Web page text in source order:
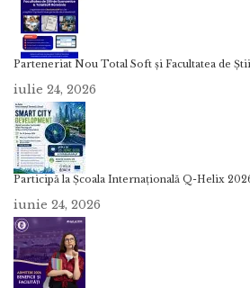
Parteneriat Nou Total Soft și Facultatea de
iulie 24, 2026
Participă la Școala Internațională Q-Helix
iunie 24, 2026